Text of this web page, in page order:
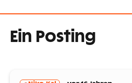
Ein Posting